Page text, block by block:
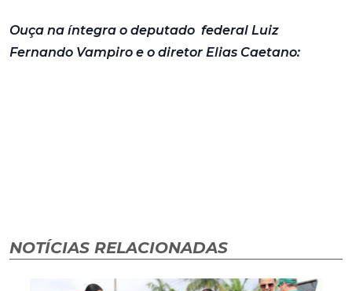
Ouça na íntegra o deputado federal Luiz
Fernando Vampiro e o diretor Elias Caetano:
NOTÍCIAS RELACIONADAS